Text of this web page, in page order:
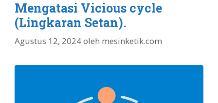
Mengatasi Vicious cycle
(Lingkaran Setan).
Agustus 12, 2024oleh mesinketik.com